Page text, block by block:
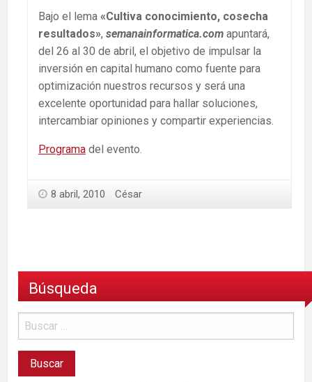
Bajo el lema «Cultiva conocimiento, cosecha
resultados», semanainformatica.com apuntará,
del 26 al 30 de abril, el objetivo de impulsar la
inversión en capital humano como fuente para
optimización nuestros recursos y será una
excelente oportunidad para hallar soluciones,
intercambiar opiniones y compartir experiencias.
Programa del evento.
8 abril, 2010 César
Búsqueda